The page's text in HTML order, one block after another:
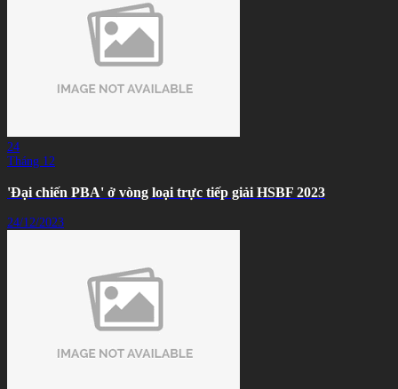
24
Tháng 12
'Đại chiến PBA' ở vòng loại trực tiếp giải HSBF 2023
24/12/2023